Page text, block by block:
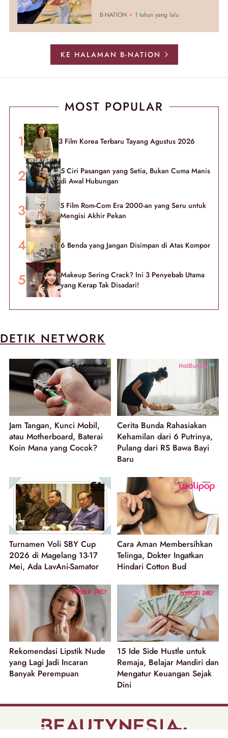
B-NATION 1 tahun yang lalu
KE HALAMAN B-NATION
MOST POPULAR
3 Film Korea Terbaru Tayang Agustus 2026
5 Ciri Pasangan yang Setia, Bukan Cuma Manis
di Awal Hubungan
5 Film Rom-Com Era 2000-an yang Seru untuk
Mengisi Akhir Pekan
6 Benda yang Jangan Disimpan di Atas Kompor
Makeup Sering Crack? Ini 3 Penyebab Utama
yang Kerap Tak Disadari!
DETIK NETWORK
Jam Tangan, Kunci Mobil,
atau Motherboard, Baterai
Koin Mana yang Cocok?
Cerita Bunda Rahasiakan
Kehamilan dari 6 Putrinya,
Pulang dari RS Bawa Bayi
Baru
Turnamen Voli SBY Cup
2026 di Magelang 13-17
Mei, Ada LavAni-Samator
Cara Aman Membersihkan
Telinga, Dokter Ingatkan
Hindari Cotton Bud
Rekomendasi Lipstik Nude
yang Lagi Jadi Incaran
Banyak Perempuan
15 Ide Side Hustle untuk
Remaja, Belajar Mandiri dan
Mengatur Keuangan Sejak
Dini